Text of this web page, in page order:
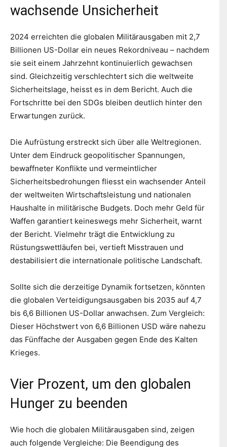
wachsende Unsicherheit
2024 erreichten die globalen Militärausgaben mit 2,7
Billionen US-Dollar ein neues Rekordniveau – nachdem
sie seit einem Jahrzehnt kontinuierlich gewachsen
sind. Gleichzeitig verschlechtert sich die weltweite
Sicherheitslage, heisst es in dem Bericht. Auch die
Fortschritte bei den SDGs bleiben deutlich hinter den
Erwartungen zurück.
Die Aufrüstung erstreckt sich über alle Weltregionen.
Unter dem Eindruck geopolitischer Spannungen,
bewaffneter Konflikte und vermeintlicher
Sicherheitsbedrohungen fliesst ein wachsender Anteil
der weltweiten Wirtschaftsleistung und nationalen
Haushalte in militärische Budgets. Doch mehr Geld für
Waffen garantiert keineswegs mehr Sicherheit, warnt
der Bericht. Vielmehr trägt die Entwicklung zu
Rüstungswettläufen bei, vertieft Misstrauen und
destabilisiert die internationale politische Landschaft.
Sollte sich die derzeitige Dynamik fortsetzen, könnten
die globalen Verteidigungsausgaben bis 2035 auf 4,7
bis 6,6 Billionen US-Dollar anwachsen. Zum Vergleich:
Dieser Höchstwert von 6,6 Billionen USD wäre nahezu
das Fünffache der Ausgaben gegen Ende des Kalten
Krieges.
Vier Prozent, um den globalen
Hunger zu beenden
Wie hoch die globalen Militärausgaben sind, zeigen
auch folgende Vergleiche: Die Beendigung des